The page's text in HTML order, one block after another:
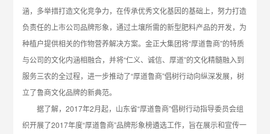
涵，多举措打造文化竞争力，在传承优秀文化基因的基础上，努力打造
负责任的上市公司品牌形象，通过土壤所需的新型肥料产品的开发，为
种植户提供相关的作物营养解决方案。金正大集团将“厚道鲁商”的特质
与公司的文化内涵相融合，并将“仁义、诚信、厚道”的文化精髓融入到
服务三农的全过程，进一步推动了“厚道鲁商”倡树行动向纵深发展，树
立了鲁商文化品牌的新典范。
据了解，2017年2月起，山东省“厚道鲁商”倡树行动指导委员会组
织开展了2017年度“厚道鲁商”品牌形象榜遴选工作，旨在展示和宣传一